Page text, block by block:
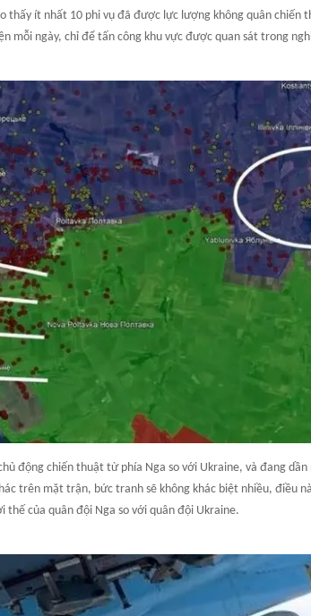
thấy ít nhất 10 phi vụ đã được lực lượng không quân chiến
mỗi ngày, chỉ để tấn công khu vực được quan sát trong
động chiến thuật từ phía Nga so với Ukraine, và đang
trên mặt trận, bức tranh sẽ không khác biệt nhiều, điều
thế của quân đội Nga so với quân đội Ukraine.